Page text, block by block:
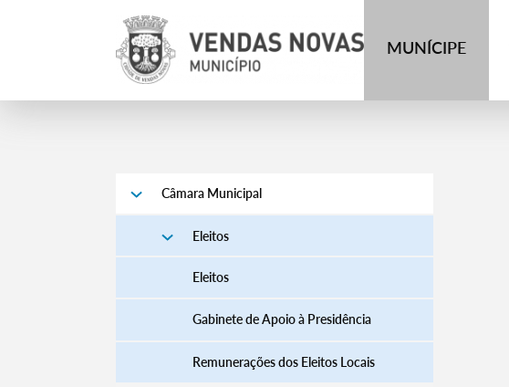
MUNÍCIPE
Câmara Municipal
Eleitos
Eleitos
Gabinete de Apoio à Presidência
Remunerações dos Eleitos Locais